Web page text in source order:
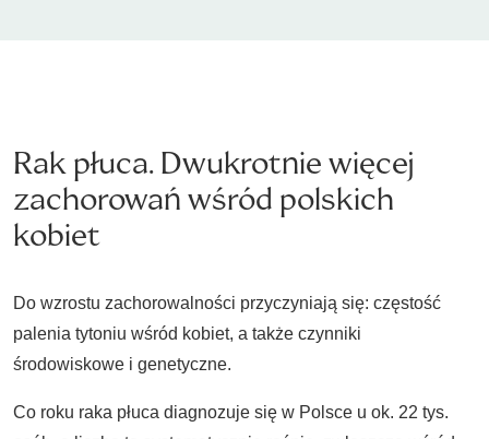
Rak płuca. Dwukrotnie więcej
zachorowań wśród polskich
kobiet
Do wzrostu zachorowalności przyczyniają się: częstość
palenia tytoniu wśród kobiet, a także czynniki
środowiskowe i genetyczne.
Co roku raka płuca diagnozuje się w Polsce u ok. 22 tys.